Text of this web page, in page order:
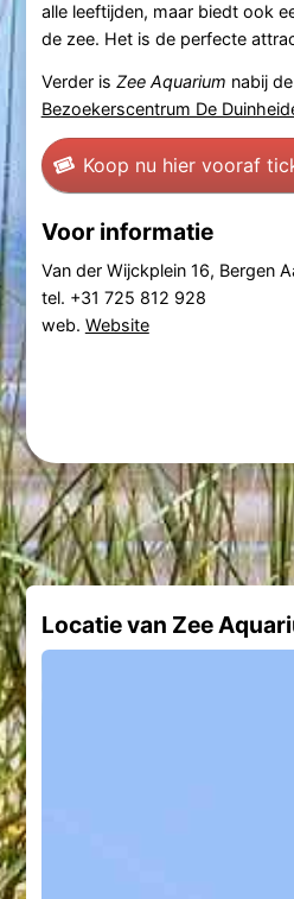
alle leeftijden, maar biedt ook
de zee. Het is de perfecte
Verder is Zee Aquarium nabij
Bezoekerscentrum De
Koop nu hier vooraf
Voor informatie
Van der Wijckplein 16, Bergen
tel. +31 725 812 928
web. Website
Locatie van Zee